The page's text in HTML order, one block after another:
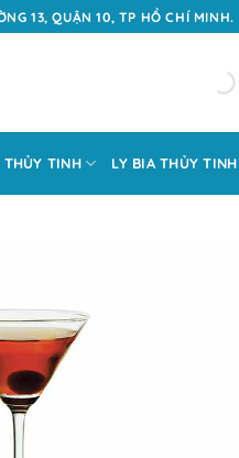
13, QUẬN 10, TP HỒ CHÍ MINH.
THỦY TINH LY BIA THỦY TINH